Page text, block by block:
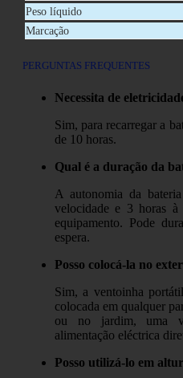
Peso líquido
Marcação
PERGUNTAS FREQUENTES
Necessita de
Sim, para recarregar a
de 10 horas.
Qual é a duração da
A autonomia da
velocidade e 3 horas à
equipamento. Pode
espera.
Posso colocá-la no
Sim, a ventoinha
colocada em qualquer
ou no jardim, uma
alimentação eléctrica
Posso utilizá-lo em